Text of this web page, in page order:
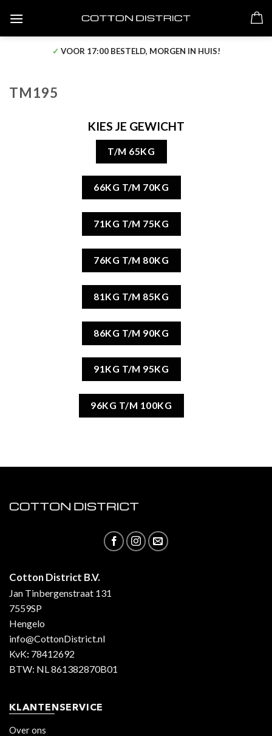
content
✓ VOOR 17:00 BESTELD, MORGEN IN HUIS!
TM195
KIES JE GEWICHT
T/M 65KG
66KG T/M 70KG
71KG T/M 75KG
76KG T/M 80KG
81KG T/M 85KG
86KG T/M 90KG
91KG T/M 95KG
96KG T/M 100KG
Cotton District B.V.
Jan Tinbergenstraat 131
7559SP
Hengelo
info@CottonDistrict.nl
KvK: 78412692
BTW: NL 861382870B01
KLANTENSERVICE
Over ons